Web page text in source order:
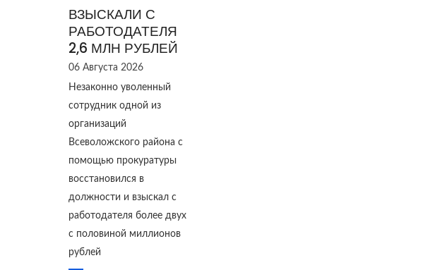
ВЗЫСКАЛИ С
РАБОТОДАТЕЛЯ
2,6 МЛН РУБЛЕЙ
06 Августа 2026
Незаконно уволенный
сотрудник одной из
организаций
Всеволожского района с
помощью прокуратуры
восстановился в
должности и взыскал с
работодателя более двух
с половиной миллионов
рублей